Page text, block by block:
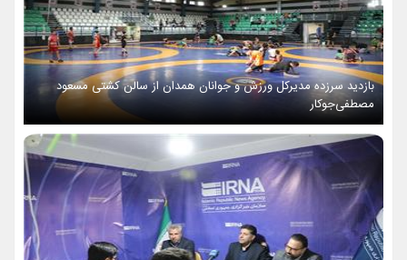
بازدید سرزده مدیرکل ورزش و جوانان همدان از سالن کشتی مسعود
مصطفی‌جوکار